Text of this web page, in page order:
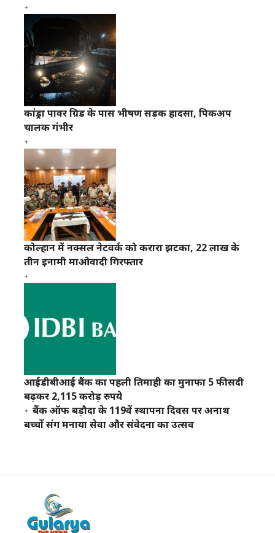
कांड्रा पावर ग्रिड के पास भीषण सड़क हादसा, पिकअप
चालक गंभीर
कोल्हान में नक्सल नेटवर्क को करारा झटका, 22 लाख के
तीन इनामी माओवादी गिरफ्तार
आईडीबीआई बैंक का पहली तिमाही का मुनाफा 5 फीसदी
बढ़कर 2,115 करोड़ रुपये
बैंक ऑफ बड़ौदा के 119वें स्थापना दिवस पर अनाथ
बच्चों संग मनाया सेवा और संवेदना का उत्सव